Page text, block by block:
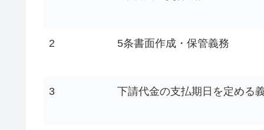
2 5条書面作成・保管義務
3 下請代金の支払期日を定める